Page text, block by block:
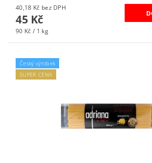
40,18 Kč bez DPH
45 Kč
90 Kč / 1 kg
Český výrobek
SUPER CENA